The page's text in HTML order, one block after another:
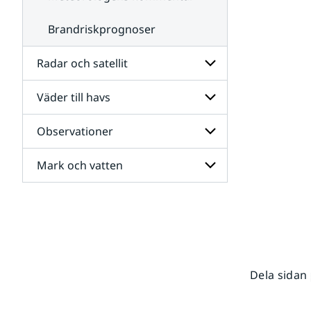
Brandriskprognoser
Radar och satellit
Undersidor
för
Radar
och
satellit
Väder till havs
Undersidor
för
Väder
till
havs
Observationer
Undersidor
för
Mark och vatten
Dela sidan